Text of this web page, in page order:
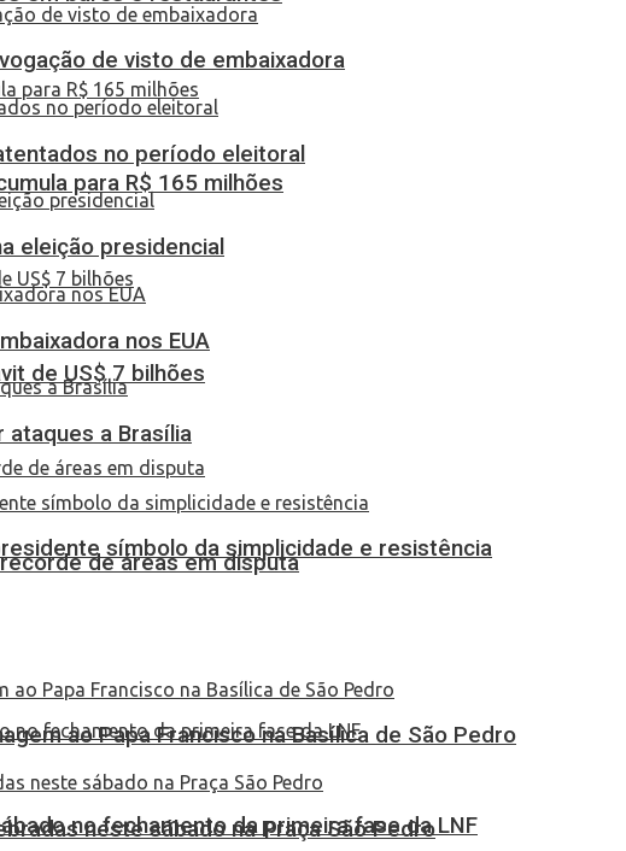
para R$ 165 milhões
de US$ 7 bilhões
de áreas em disputa
no fechamento da primeira fase da LNF
de visto de embaixadora
no período eleitoral
eleição presidencial
nos EUA
a Brasília
símbolo da simplicidade e resistência
ao Papa Francisco na Basílica de São Pedro
neste sábado na Praça São Pedro